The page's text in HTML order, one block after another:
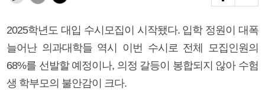
2025학년도 대입 수시모집이 시작됐다. 입학 정원이 대폭
늘어난 의과대학들 역시 이번 수시로 전체 모집인원의
68%를 선발할 예정이나, 의정 갈등이 봉합되지 않아 수험
생 학부모의 불안감이 크다.